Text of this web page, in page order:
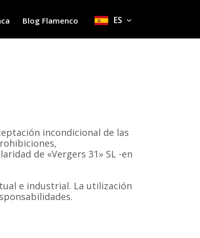
Blog Flamenco ES
incondicional de las
de «Vergers 31» SL -en
e industrial. La utilización